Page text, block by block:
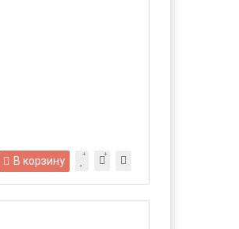
В корзину